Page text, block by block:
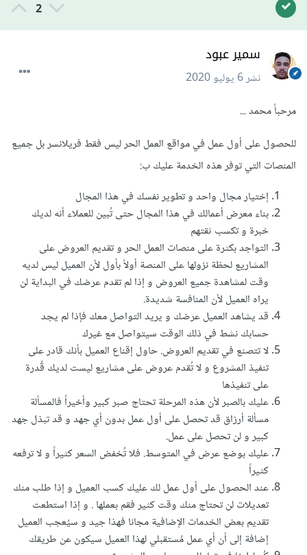
2
سمير عبود
نشر6 يوليو 2020
مرحباً محمد ...
للحصول على أول عمل في مواقع العمل الحر ليس فقط فريلانسر بل جميع
المنصات التي توفر هذه الخدمة عليك ب:
إختيار مجال واحد و تطوير نفسك في هذا المجال
بناء معرض أعمالك في هذا المجال حتى تُبين للعملاء أنه لديك
خبرة و تكسب ثقتهم
التواجد بكثرة على منصات العمل الحر و تقديم العروض على
المشاريع لحظة نزولها على المنصة أولاً بأول لأن العميل ليس لديه
وقت لمشاهدة جميع العروض و إذا لم تقدم عرضك في البداية لن
يراه العميل لأن المنافسة شديدة.
قد يشاهد العميل عرضك و يريد التواصل معك فإذا لم يجد
حسابك نشط في ذلك الوقت سيتواصل مع غيرك
لا تتصنع في تقديم العروض. حاول إقناع العميل بأنك قادر على
تنفيذ المشروع و لا تُقدم عروض على مشاريع ليست لديك قُدرة
على تنفيذها
عليك بالصبر لأن هذه المرحلة تحتاج صبر كبير وأخيراً فالمسألة
مسألة أرزاق قد تحصل على أول عمل بدون أي جهد و قد تبذل جهد
كبير و لن تحصل على عمل.
عليك بوضع عرض في المتوسط. فلا تُخفض السعر كثيراً و لا ترفعه
كثيراً
عند الحصول على أول عمل لك عليك كسب العميل و إذا طلب منك
تعديلات لن تحتاج منك وقت كثير فقم بعملها . و إذا استطعت
تقديم بعض الخدمات الإضافية مجانا فهذا جيد و سيُعجب العميل
إضافة إلى أن أي عمل مُستقبلي لهذا العميل سيكون عن طريقك